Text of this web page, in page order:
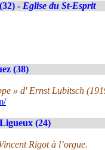
- Eglise du St-Esprit
(38)
» d' Ernst Lubitsch
(24)
Rigot à l’orgue.